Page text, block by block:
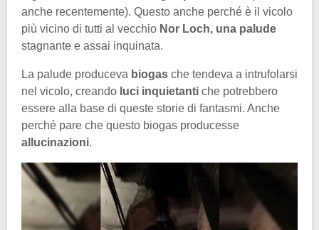
anche recentemente). Questo anche perché è il vicolo
più vicino di tutti al vecchio Nor Loch, una palude
stagnante e assai inquinata.
La palude produceva biogas che tendeva a intrufolarsi
nel vicolo, creando luci inquietanti che potrebbero
essere alla base di queste storie di fantasmi. Anche
perché pare che questo biogas producesse
allucinazioni.